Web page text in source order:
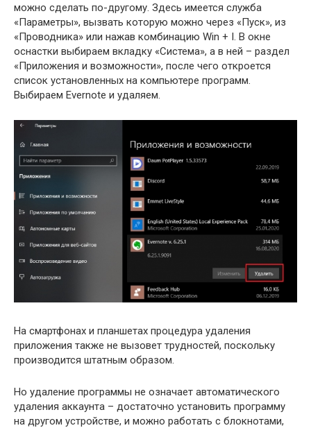
можно сделать по-другому. Здесь имеется служба
«Параметры», вызвать которую можно через «Пуск», из
«Проводника» или нажав комбинацию Win + I. В окне
оснастки выбираем вкладку «Система», а в ней – раздел
«Приложения и возможности», после чего откроется
список установленных на компьютере программ.
Выбираем Evernote и удаляем.
На смартфонах и планшетах процедура удаления
приложения также не вызовет трудностей, поскольку
производится штатным образом.
Но удаление программы не означает автоматического
удаления аккаунта – достаточно установить программу
на другом устройстве, и можно работать с блокнотами,